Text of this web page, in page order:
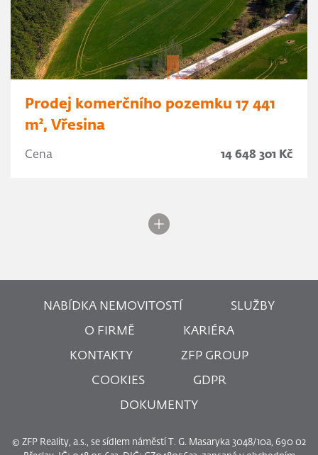
Prodej komerčního pozemku 17 441
m², Vřesina
Cena 14 648 301 Kč
NABÍDKA NEMOVITOSTÍ SLUŽBY
O FIRMĚ KARIÉRA
KONTAKTY ZFP GROUP
COOKIES GDPR
DOKUMENTY
© ZFP Reality, a.s., se sídlem náměstí T. G. Masaryka 3048/10a, 690 02